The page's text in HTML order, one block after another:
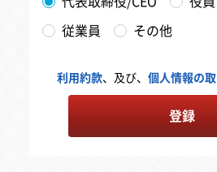
従業員 その他
利用約款、及び、 個人情報の
登録